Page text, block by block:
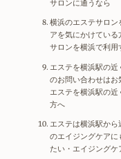
サロンに通うなら
横浜のエステサロン
アを気にかけてい
サロンを横浜で利用
エステを横浜駅の
のお問い合わせはお
エステを横浜駅の近
方へ
エステは横浜駅か
のエイジングケアに
たい・エイジング